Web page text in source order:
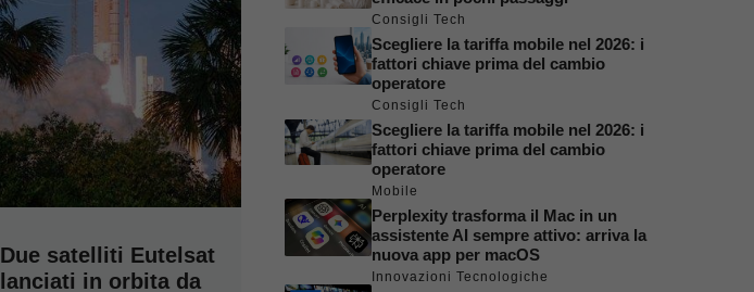
Due satelliti Eutelsat
lanciati in orbita da
Consigli Tech
Scegliere la tariffa mobile nel 2026: i
fattori chiave prima del cambio
operatore
Consigli Tech
Scegliere la tariffa mobile nel 2026: i
fattori chiave prima del cambio
operatore
Mobile
Perplexity trasforma il Mac in un
assistente AI sempre attivo: arriva la
nuova app per macOS
Innovazioni Tecnologiche